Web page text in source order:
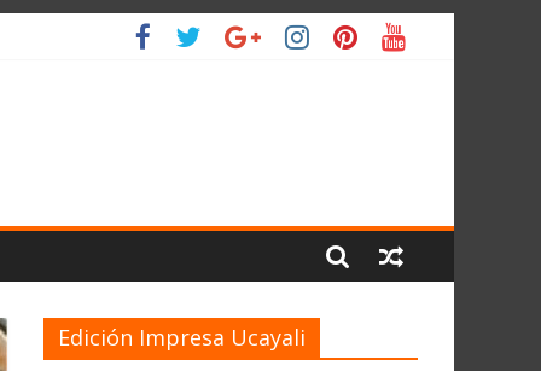
Edición Impresa Ucayali